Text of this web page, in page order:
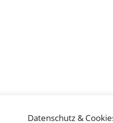
Datenschutz &